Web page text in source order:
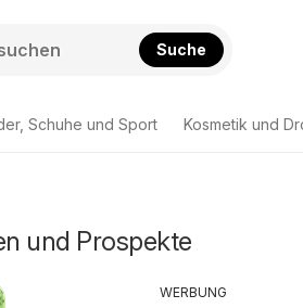
Suche
Schuhe und Sport Kosmetik und
und Prospekte
WERBUNG